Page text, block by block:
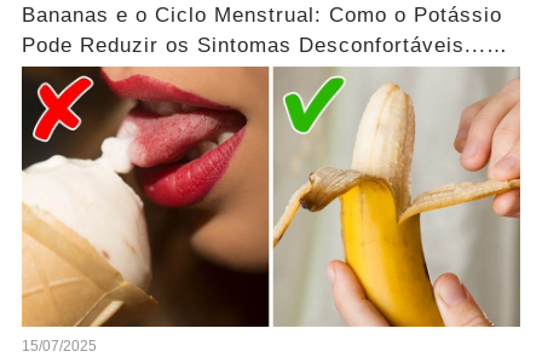
Bananas e o Ciclo Menstrual: Como o Potássio
Pode Reduzir os Sintomas Desconfortáveis...Ver
mais
15/07/2025